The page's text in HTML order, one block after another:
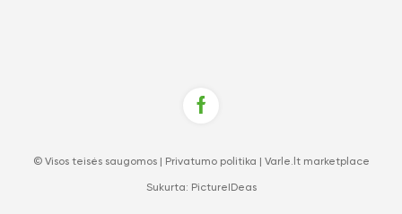
© Visos teisės saugomos | Privatumo politika Varle.lt marketplace
Sukurta: PictureIDeas